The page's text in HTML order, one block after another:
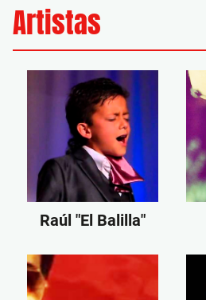
Artistas
Raúl "El Balilla"